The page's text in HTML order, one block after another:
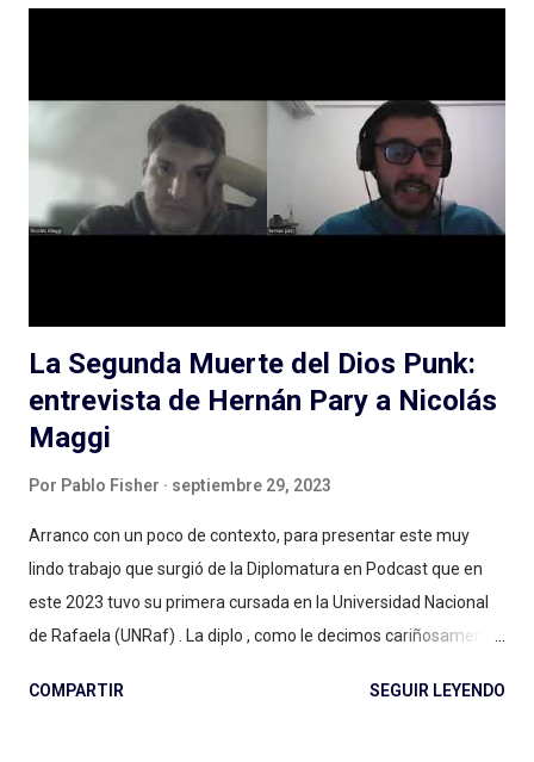
formación de talentos y profesionales a través de talleres y
clases magistrales. Por cercanía y afinidad, nuestros amigos de
Chile tendrán una presencia especial. Llegan Catalina May y
Martín Cruz , el equipo detrás del podcast narrativo más original
y premiado de los últimos años, Las Raras . Habrá algún
La Segunda Muerte del Dios Punk:
entrevista de Hernán Pary a Nicolás
Maggi
Por Pablo Fisher septiembre 29, 2023
Arranco con un poco de contexto, para presentar este muy
lindo trabajo que surgió de la Diplomatura en Podcast que en
este 2023 tuvo su primera cursada en la Universidad Nacional
de Rafaela (UNRaf) . La diplo , como le decimos cariñosamente,
profesional para el mundo del podcast. Una formación integral
COMPARTIR SEGUIR LEYENDO